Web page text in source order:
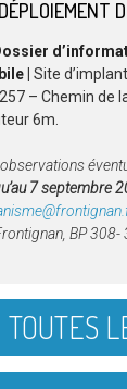
DÉPLOIEMENT
Site
– Chemin de
6m.
7 septembre
BP 308-
TOUTES